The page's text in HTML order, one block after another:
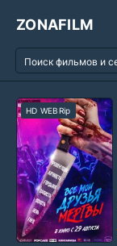
ZONAFILM
HD WEBRip
1
2 3 4 5